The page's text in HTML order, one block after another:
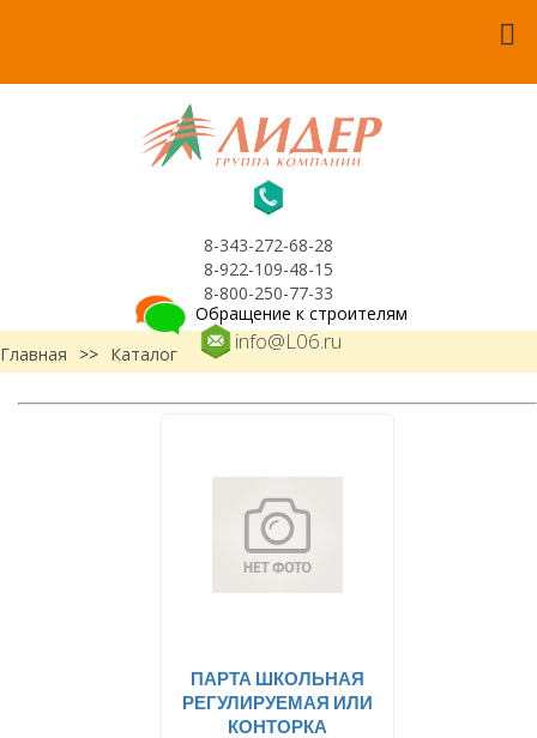
8-343-272-68-28
8-922-109-48-15
8-800-250-77-33
info@L06.ru
Обращение к строителям
Главная
>> Каталог
ПАРТА ШКОЛЬНАЯ
РЕГУЛИРУЕМАЯ ИЛИ
КОНТОРКА